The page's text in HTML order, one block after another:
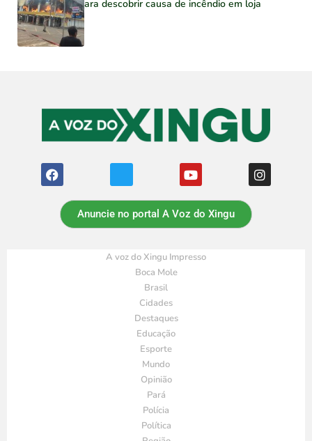
para descobrir causa de incêndio em loja
Anuncie no portal A Voz do Xingu
A voz do Xingu Impresso
Boca Mole
Brasil
Cidades
Destaques
Educação
Esporte
Mundo
Opinião
Pará
Polícia
Política